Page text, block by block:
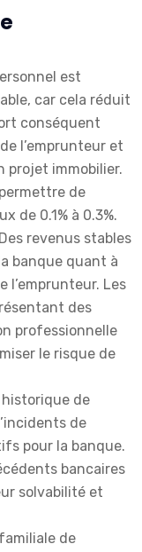
est
car cela réduit
conséquent
l’emprunteur et
projet immobilier.
de
de 0.1% à 0.3%.
Des revenus stables
banque quant à
l’emprunteur. Les
des
professionnelle
le risque de
historique de
de
pour la banque.
bancaires
solvabilité et
de